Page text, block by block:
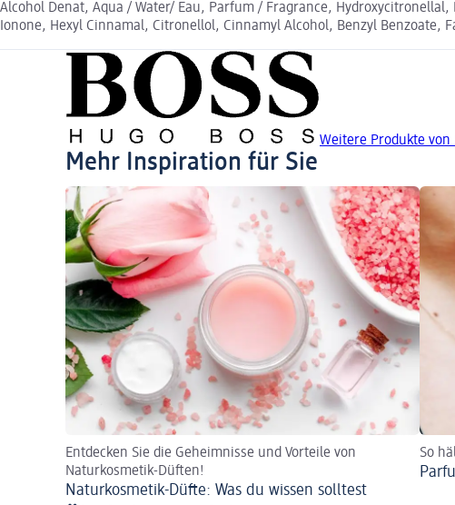
Alcohol Denat, Aqua / Water/ Eau, Parfum / Fragrance,
Ionone, Hexyl Cinnamal, Citronellol, Cinnamyl Alcohol, Benzyl Benzoate,
Weitere Produkte von
Mehr Inspiration für Sie
Entdecken Sie die Geheimnisse und Vorteile von
Naturkosmetik-Düften!
Naturkosmetik-Düfte: Was du wissen solltest
So